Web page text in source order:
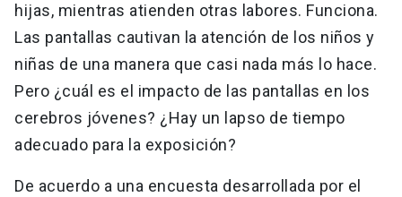
hijas, mientras atienden otras labores. Funciona.
Las pantallas cautivan la atención de los niños y
niñas de una manera que casi nada más lo hace.
Pero ¿cuál es el impacto de las pantallas en los
cerebros jóvenes? ¿Hay un lapso de tiempo
adecuado para la exposición?
De acuerdo a una encuesta desarrollada por el